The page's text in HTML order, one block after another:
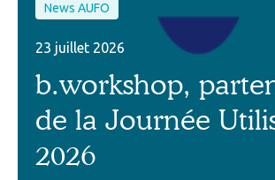
News AUFO
23 juillet 2026
b.workshop,
de la Journée
2026